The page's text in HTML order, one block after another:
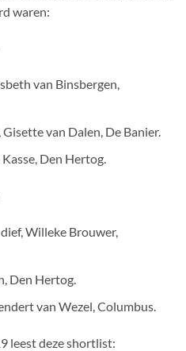
waren:
van Binsbergen,
van Dalen, De Banier.
Den Hertog.
Willeke Brouwer,
Den Hertog.
van Wezel, Columbus.
leest deze shortlist: